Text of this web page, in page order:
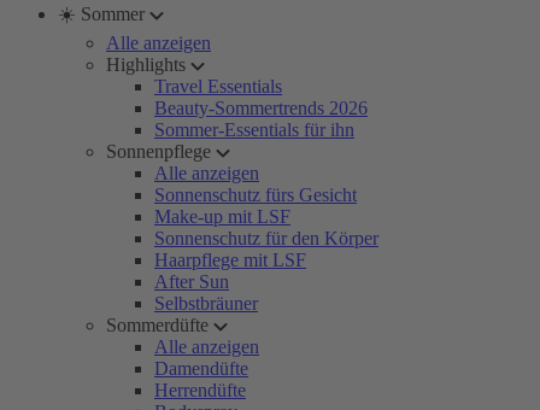
☀️ Sommer
Alle anzeigen
Highlights
Travel Essentials
Beauty-Sommertrends 2026
Sommer-Essentials für ihn
Sonnenpflege
Alle anzeigen
Sonnenschutz fürs Gesicht
Make-up mit LSF
Sonnenschutz für den Körper
Haarpflege mit LSF
After Sun
Selbstbräuner
Sommerdüfte
Alle anzeigen
Damendüfte
Herrendüfte